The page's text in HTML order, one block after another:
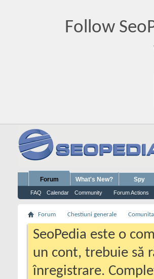
Follow
Forum
FAQ Calendar Community Forum Actions
What's New? Spy
Forum Chestiuni generale
SeoPedia este o
un cont, trebuie să
înregistrare.